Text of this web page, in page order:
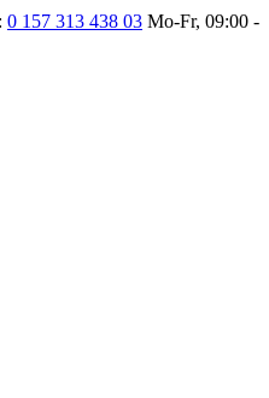
0 157 313 438 03 Mo-Fr, 09:00 -